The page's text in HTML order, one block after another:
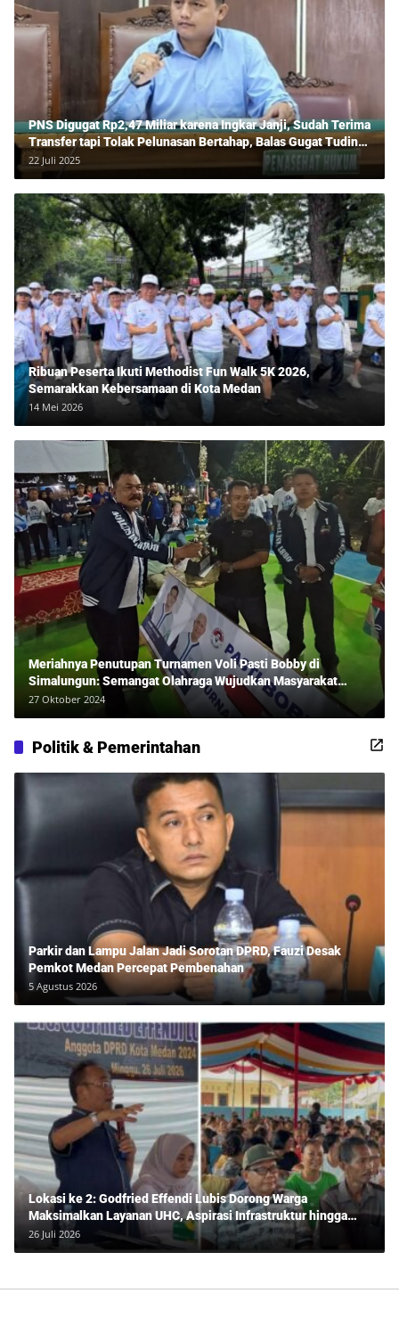
PNS Digugat Rp2,47 Miliar karena Ingkar Janji, Sudah Terima
Transfer tapi Tolak Pelunasan Bertahap, Balas Gugat Tuding
Lawan Tipu Rp850 Juta
22 Juli 2025
Ribuan Peserta Ikuti Methodist Fun Walk 5K 2026,
Semarakkan Kebersamaan di Kota Medan
14 Mei 2026
Meriahnya Penutupan Turnamen Voli Pasti Bobby di
Simalungun: Semangat Olahraga Wujudkan Masyarakat
Sehat Bersama Erwan Rozadi dan Ribuan Penonton!
27 Oktober 2024
Politik & Pemerintahan
Parkir dan Lampu Jalan Jadi Sorotan DPRD, Fauzi Desak
Pemkot Medan Percepat Pembenahan
5 Agustus 2026
Lokasi ke 2: Godfried Effendi Lubis Dorong Warga
Maksimalkan Layanan UHC, Aspirasi Infrastruktur hingga
Pendidikan Mengemuka dalam Reses Medan Amplas
26 Juli 2026